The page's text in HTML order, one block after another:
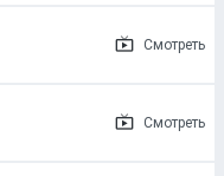
Смотреть
Смотреть